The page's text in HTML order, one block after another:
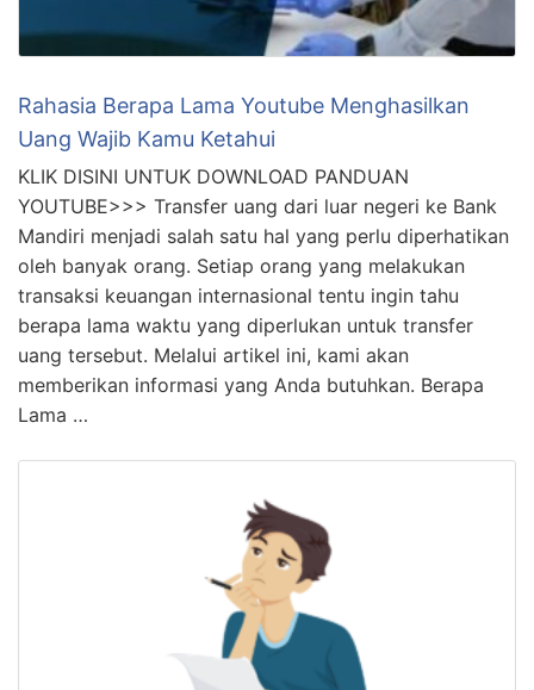
Rahasia Berapa Lama Youtube Menghasilkan
Uang Wajib Kamu Ketahui
KLIK DISINI UNTUK DOWNLOAD PANDUAN
YOUTUBE>>> Transfer uang dari luar negeri ke Bank
Mandiri menjadi salah satu hal yang perlu diperhatikan
oleh banyak orang. Setiap orang yang melakukan
transaksi keuangan internasional tentu ingin tahu
berapa lama waktu yang diperlukan untuk transfer
uang tersebut. Melalui artikel ini, kami akan
memberikan informasi yang Anda butuhkan. Berapa
Lama …